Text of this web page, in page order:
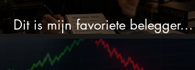
Dit is mijn favoriete belegger…
en het is niet Warren Buffett